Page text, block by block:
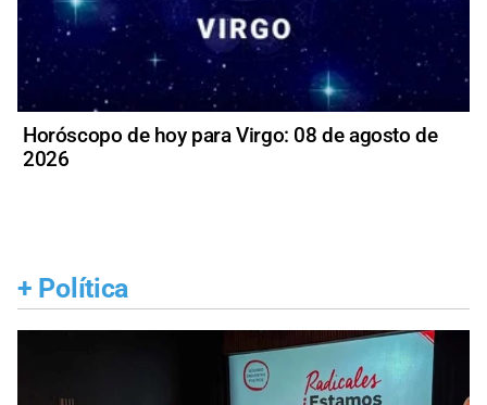
Horóscopo de hoy para Virgo: 08 de agosto de
2026
+ Política